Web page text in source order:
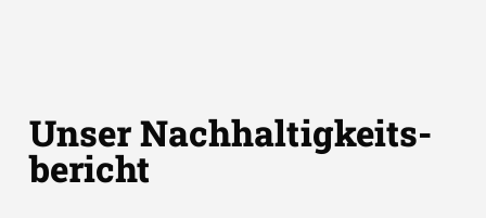
Unser Nach­haltig­keits­
bericht